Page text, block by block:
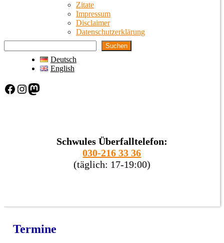
Zitate
Impressum
Disclaimer
Datenschutzerklärung
Suchen
Deutsch
English
Facebook Instagram Mastodon
Schwules Überfalltelefon:
030-216 33 36
(täglich: 17-19:00)
Termine